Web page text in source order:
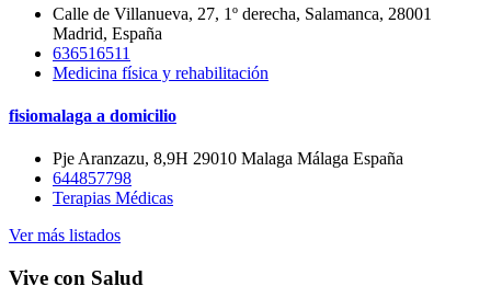
Calle de Villanueva, 27, 1º derecha, Salamanca, 28001
Madrid, España
636516511
Medicina física y rehabilitación
fisiomalaga a domicilio
Pje Aranzazu, 8,9H 29010 Malaga Málaga España
644857798
Terapias Médicas
Ver más listados
Vive con Salud